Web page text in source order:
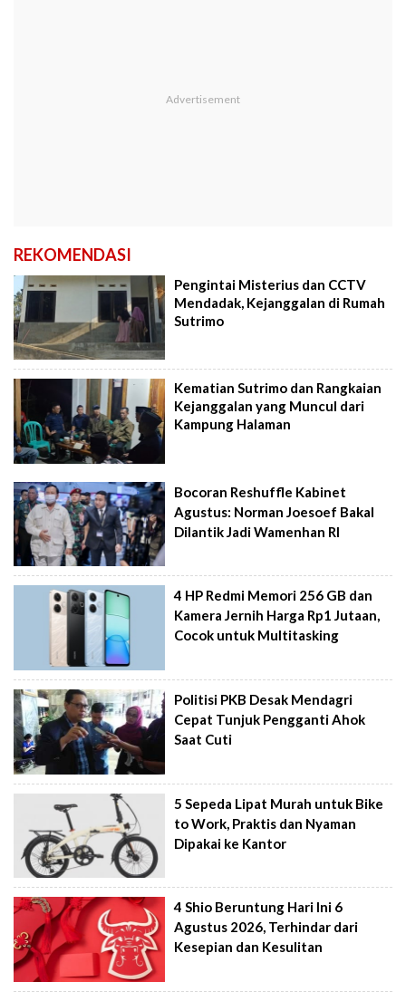
REKOMENDASI
Pengintai Misterius dan CCTV
Mendadak, Kejanggalan di Rumah
Sutrimo
Kematian Sutrimo dan Rangkaian
Kejanggalan yang Muncul dari
Kampung Halaman
Bocoran Reshuffle Kabinet
Agustus: Norman Joesoef Bakal
Dilantik Jadi Wamenhan RI
4 HP Redmi Memori 256 GB dan
Kamera Jernih Harga Rp1 Jutaan,
Cocok untuk Multitasking
Politisi PKB Desak Mendagri
Cepat Tunjuk Pengganti Ahok
Saat Cuti
5 Sepeda Lipat Murah untuk Bike
to Work, Praktis dan Nyaman
Dipakai ke Kantor
4 Shio Beruntung Hari Ini 6
Agustus 2026, Terhindar dari
Kesepian dan Kesulitan